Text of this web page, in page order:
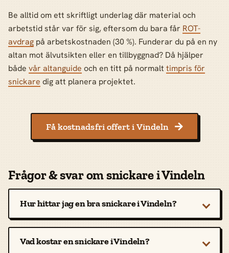
Be alltid om ett skriftligt underlag där material och
arbetstid står var för sig, eftersom du bara får ROT-
avdrag på arbetskostnaden (30 %). Funderar du på en ny
altan mot älvutsikten eller en tillbyggnad? Då hjälper
både vår altanguide och en titt på normalt timpris för
snickare dig att planera projektet.
Få kostnadsfri offert i Vindeln 
Frågor & svar om snickare i Vindeln
Hur hittar jag en bra snickare i Vindeln?
Vad kostar en snickare i Vindeln?